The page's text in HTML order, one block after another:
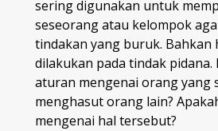
sering digunakan untuk
seseorang atau kelompok
tindakan yang buruk. Bahkan
dilakukan pada tindak pidana.
aturan mengenai orang yang
menghasut orang lain?
mengenai hal tersebut?